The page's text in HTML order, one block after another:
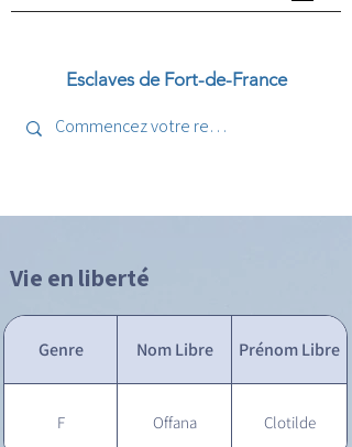
Esclaves de Fort-de-France
Vie en liberté
Genre Nom Libre Prénom Libre
F Offana Clotilde